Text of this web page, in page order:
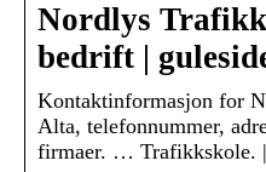
Nordlys
bedrift |
Kontaktinformasjon for
Alta, telefonnummer,
firmaer. …